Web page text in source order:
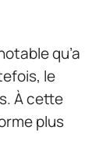
qu’a
le
À cette
plus